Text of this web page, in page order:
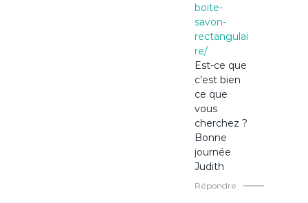
boite-
savon-
rectangulai
re/
Est-ce que
c’est bien
ce que
vous
cherchez ?
Bonne
journée
Judith
Répondre